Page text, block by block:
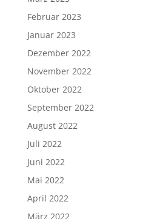
Februar 2023
Januar 2023
Dezember 2022
November 2022
Oktober 2022
September 2022
August 2022
Juli 2022
Juni 2022
Mai 2022
April 2022
März 2022